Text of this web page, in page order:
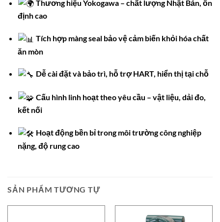
Thương hiệu Yokogawa – chất lượng Nhật Bản, ổn
định cao
Tích hợp màng seal bảo vệ cảm biến khỏi hóa chất
ăn mòn
Dễ cài đặt và bảo trì, hỗ trợ HART, hiển thị tại chỗ
Cấu hình linh hoạt theo yêu cầu – vật liệu, dải đo,
kết nối
Hoạt động bền bỉ trong môi trường công nghiệp
nặng, độ rung cao
SẢN PHẨM TƯƠNG TỰ